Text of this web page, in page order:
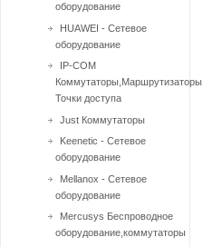
оборудование
HUAWEI - Сетевое
оборудование
IP-COM
Коммутаторы,Маршрутизаторы,
Точки доступа
Just Коммутаторы
Keenetic - Сетевое
оборудование
Mellanox - Сетевое
оборудование
Mercusys Беспроводное
оборудование,коммутаторы